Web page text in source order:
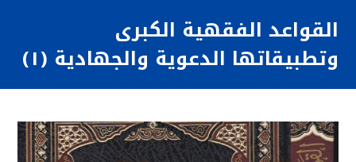
القواعد الفقهية الكبرى
وتطبيقاتها الدعوية والجهادية (١)